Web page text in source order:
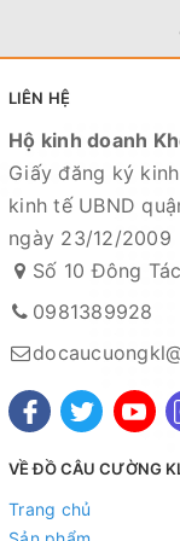
khách hàng và
Fanpage :
Facebook:
Kênh Thương mại
- Shopee:
https://
https://
- Lazada:https://
kl"
- Zalo OA:
Địa chỉ cửa hàng
Hà Nội
Xem bản đồ chỉ
LIÊN HỆ
Hộ kinh doanh
Giấy đăng ký
kinh tế UBND
ngày 23/12/2009
Số 10 Đông
0981389928
VỀ ĐỒ CÂU CƯỜNG
Trang chủ